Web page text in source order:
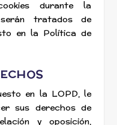
durante la
tratados de
en la Política de
en la LOPD, le
sus derechos de
y oposición,